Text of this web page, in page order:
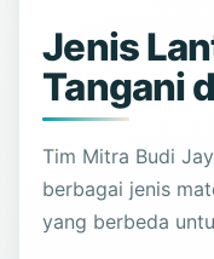
Jenis
Tangani
Tim Mitra Budi
berbagai jenis
yang berbeda